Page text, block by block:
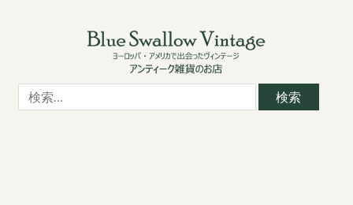
検
索: